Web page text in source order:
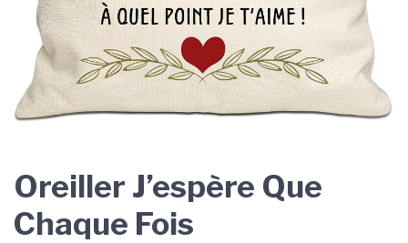
Oreiller J’espère Que
Chaque Fois